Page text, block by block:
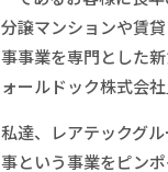
分譲マンションや賃
事事業を専門とした
ォールドック株式会
私達、レアテックグ
事という事業をピン